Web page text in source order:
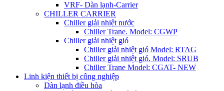
VRF- Dàn lạnh-Carrier
CHILLER CARRIER
Chiller giải nhiệt nước
Chiller Trane. Model: CGWP
Chiller giải nhiệt gió
Chiller giải nhiệt gió Model: RTAG
Chiller giải nhiệt gió. Model: SRUB
Chiller Trane Model: CGAT- NEW
Linh kiện thiết bị công nghiệp
Dàn lạnh điều hòa